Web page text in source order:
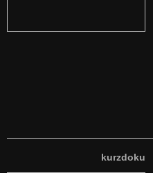
kurzdoku